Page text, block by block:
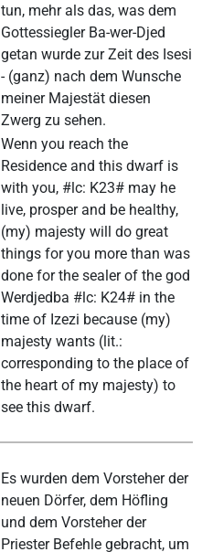
tun, mehr als das, was dem
Gottessiegler Ba-wer-Djed
getan wurde zur Zeit des Isesi
- (ganz) nach dem Wunsche
meiner Majestät diesen
Zwerg zu sehen.
Wenn you reach the
Residence and this dwarf is
with you, #lc: K23# may he
live, prosper and be healthy,
(my) majesty will do great
things for you more than was
done for the sealer of the god
Werdjedba #lc: K24# in the
time of Izezi because (my)
majesty wants (lit.:
corresponding to the place of
the heart of my majesty) to
see this dwarf.
Es wurden dem Vorsteher der
neuen Dörfer, dem Höfling
und dem Vorsteher der
Priester Befehle gebracht, um